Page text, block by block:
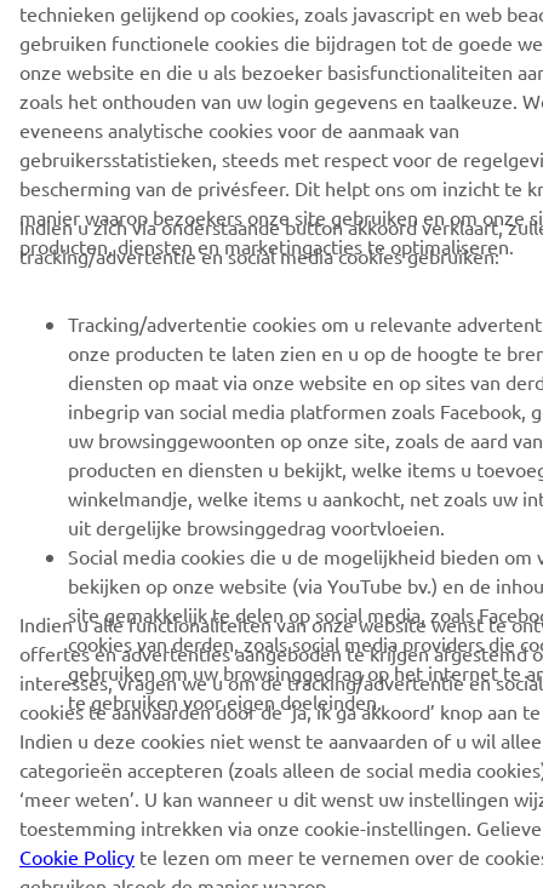
technieken gelijkend op cookies, zoals javascript en web
gebruiken functionele cookies die bijdragen tot de goede
onze website en die u als bezoeker basisfunctionaliteiten
zoals het onthouden van uw login gegevens en taalkeuze.
eveneens analytische cookies voor de aanmaak van
gebruikersstatistieken, steeds met respect voor de
bescherming van de privésfeer. Dit helpt ons om inzicht te
manier waarop bezoekers onze site gebruiken en om onze
producten, diensten en marketingacties te optimaliseren.
Indien u zich via onderstaande button akkoord verklaart,
tracking/advertentie en social media cookies gebruiken:
Tracking/advertentie cookies om u relevante
onze producten te laten zien en u op de hoogte te
diensten op maat via onze website en op sites van
inbegrip van social media platformen zoals Facebook,
uw browsinggewoonten op onze site, zoals de aard
producten en diensten u bekijkt, welke items u
winkelmandje, welke items u aankocht, net zoals uw
uit dergelijke browsinggedrag voortvloeien.
Social media cookies die u de mogelijkheid bieden om
bekijken op onze website (via YouTube bv.) en de
site gemakkelijk te delen op social media, zoals
cookies van derden, zoals social media providers die
gebruiken om uw browsinggedrag op het internet te
te gebruiken voor eigen doeleinden.
Indien u alle functionaliteiten van onze website wenst te
offertes en advertenties aangeboden te krijgen afgestemd
interesses, vragen we u om de tracking/advertentie en
cookies te aanvaarden door de ‘ja, ik ga akkoord’ knop aan
Indien u deze cookies niet wenst te aanvaarden of u wil
categorieën accepteren (zoals alleen de social media
‘meer weten’. U kan wanneer u dit wenst uw instellingen
toestemming intrekken via onze cookie-instellingen.
Cookie Policy te lezen om meer te vernemen over de